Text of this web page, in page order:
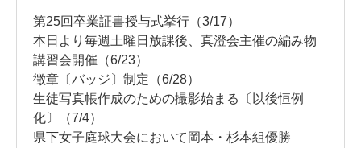
第25回卒業証書授与式挙行（3/17）
本日より毎週土曜日放課後、真澄会主催の編み物
講習会開催（6/23）
徴章〔バッジ〕制定（6/28）
生徒写真帳作成のための撮影始まる〔以後恒例
化〕（7/4）
県下女子庭球大会において岡本・杉本組優勝